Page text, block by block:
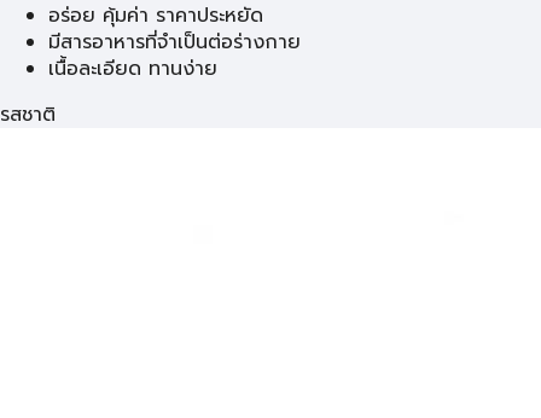
อร่อย คุ้มค่า ราคาประหยัด
มีสารอาหารที่จำเป็นต่อร่างกาย
เนื้อละเอียด ทานง่าย
รสชาติ